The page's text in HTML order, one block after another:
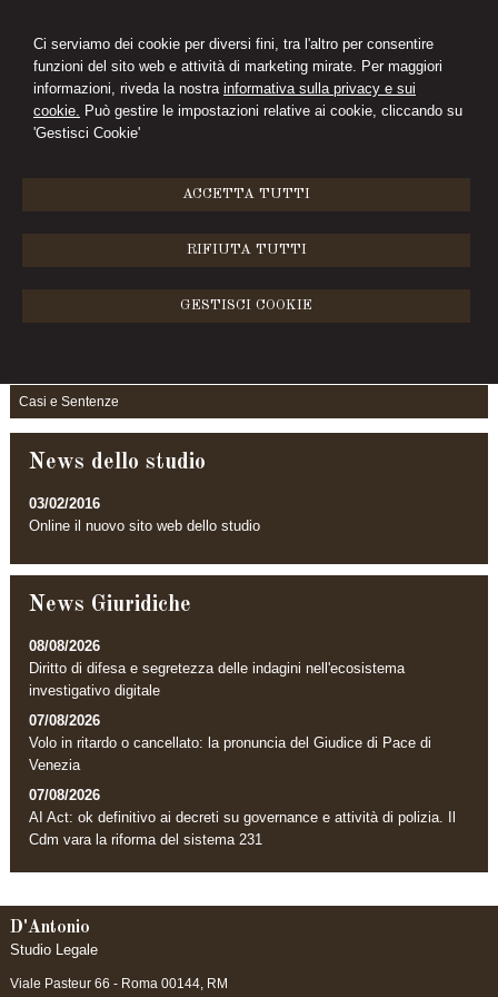
Ci serviamo dei cookie per diversi fini, tra l'altro per consentire
funzioni del sito web e attività di marketing mirate. Per maggiori
informazioni, riveda la nostra informativa sulla privacy e sui
cookie. Può gestire le impostazioni relative ai cookie, cliccando su
'Gestisci Cookie'
ACCETTA TUTTI
RIFIUTA TUTTI
GESTISCI COOKIE
D'ANTONIO
STUDIO LEGALE
Casi e Sentenze
News dello studio
03/02/2016
Online il nuovo sito web dello studio
News Giuridiche
08/08/2026
Diritto di difesa e segretezza delle indagini nell'ecosistema
investigativo digitale
07/08/2026
Volo in ritardo o cancellato: la pronuncia del Giudice di Pace di
Venezia
07/08/2026
AI Act: ok definitivo ai decreti su governance e attività di polizia. Il
Cdm vara la riforma del sistema 231
D'Antonio
Studio Legale
Viale Pasteur 66 - Roma 00144, RM